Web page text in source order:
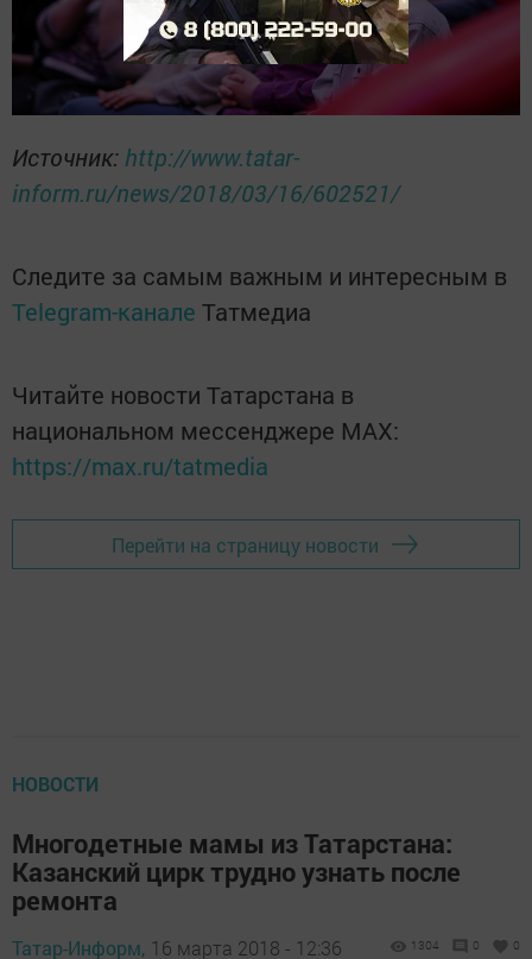
Источник: http://www.tatar-
inform.ru/news/2018/03/16/602521/
Следите за самым важным и интересным в
Telegram-канале Татмедиа
Читайте новости Татарстана в
национальном мессенджере MАХ:
https://max.ru/tatmedia
Перейти на страницу новости
НОВОСТИ
Многодетные мамы из Татарстана:
Казанский цирк трудно узнать после
ремонта
Татар-Информ, 16 марта 2018 - 12:36 1304 0 0